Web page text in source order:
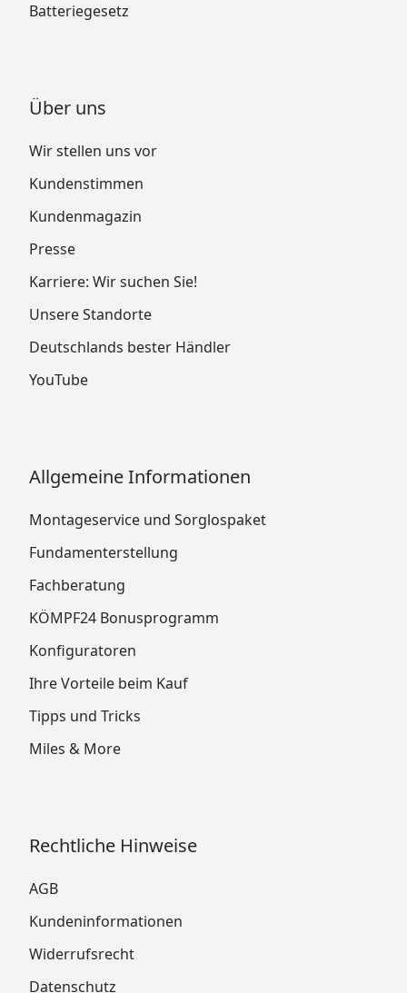
Batteriegesetz
Über uns
Wir stellen uns vor
Kundenstimmen
Kundenmagazin
Presse
Karriere: Wir suchen Sie!
Unsere Standorte
Deutschlands bester Händler
YouTube
Allgemeine Informationen
Montageservice und Sorglospaket
Fundamenterstellung
Fachberatung
KÖMPF24 Bonusprogramm
Konfiguratoren
Ihre Vorteile beim Kauf
Tipps und Tricks
Miles & More
Rechtliche Hinweise
AGB
Kundeninformationen
Widerrufsrecht
Datenschutz